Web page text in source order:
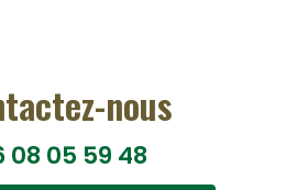
nous
08 05 59 48